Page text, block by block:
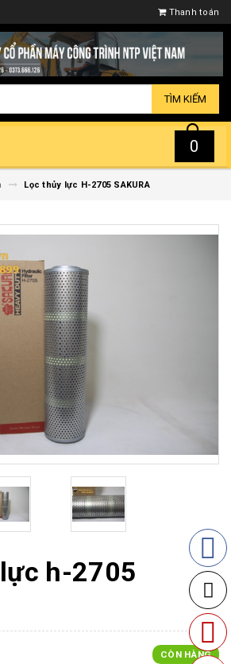
Thanh toán
TÌM KIẾM
0
Lọc thủy lực H-2705 SAKURA
h-2705
CÒN HÀNG